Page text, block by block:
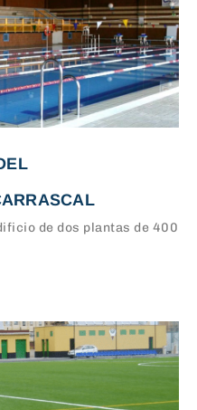
de dos plantas de 400